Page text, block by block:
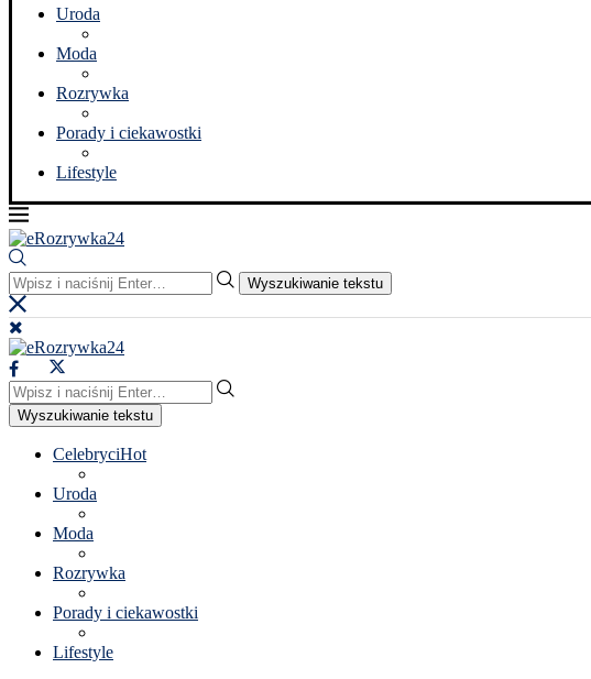
Uroda
Moda
Rozrywka
Porady i ciekawostki
Lifestyle
Wyszukiwanie tekstu
Wyszukiwanie tekstu
CelebryciHot
Uroda
Moda
Rozrywka
Porady i ciekawostki
Lifestyle